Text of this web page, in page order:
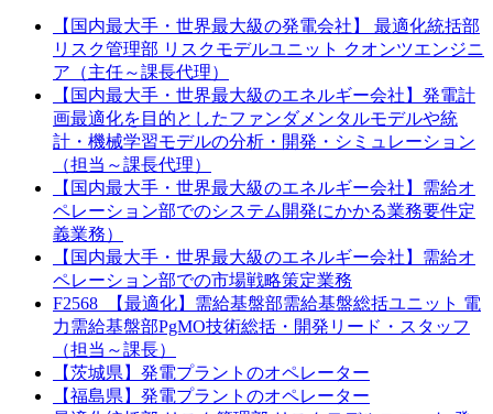
【国内最大手・世界最大級の発電会社】 最適化統括部
リスク管理部 リスクモデルユニット クオンツエンジニ
ア（主任～課長代理）
【国内最大手・世界最大級のエネルギー会社】発電計
画最適化を目的としたファンダメンタルモデルや統
計・機械学習モデルの分析・開発・シミュレーション
（担当～課長代理）
【国内最大手・世界最大級のエネルギー会社】需給オ
ペレーション部でのシステム開発にかかる業務要件定
義業務）
【国内最大手・世界最大級のエネルギー会社】需給オ
ペレーション部での市場戦略策定業務
F2568_【最適化】需給基盤部需給基盤総括ユニット 電
力需給基盤部PgMO技術総括・開発リード・スタッフ
（担当～課長）
【茨城県】発電プラントのオペレーター
【福島県】発電プラントのオペレーター